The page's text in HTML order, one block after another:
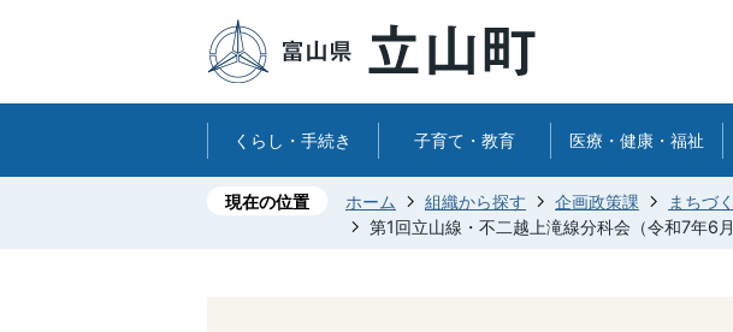
くらし・手続き 子育て・教育 医療・健康・福祉
現在の位置 ホーム 組織から探す 企画政策課 まちづ
第1回立山線・不二越上滝線分科会（令和7年6月